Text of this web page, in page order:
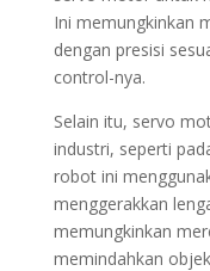
Ini memungkinkan
dengan presisi
control-nya.
Selain itu, servo
industri, seperti
robot ini
menggerakkan
memungkinkan
memindahkan